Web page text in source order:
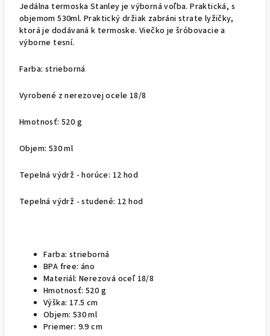
Jedálna termoska Stanley je výborná voľba. Praktická, s
objemom 530ml. Praktický držiak zabráni strate lyžičky,
ktorá je dodávaná k termoske. Viečko je šróbovacie a
výborne tesní.
Farba: strieborná
Vyrobené z nerezovej ocele 18/8
Hmotnosť: 520 g
Objem: 530 ml
Tepelná výdrž - horúce: 12 hod
Tepelná výdrž - studené: 12 hod
Farba: strieborná
BPA free:áno
Materiál:Nerezová oceľ 18/8
Hmotnosť:520 g
Výška: 17.5 cm
Objem: 530 ml
Priemer: 9.9 cm